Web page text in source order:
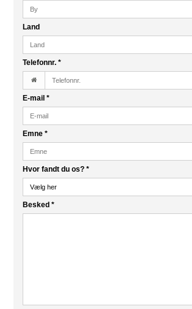
Land
Telefonnr.*
E-mail*
Emne*
Hvor fandt du os?*
Besked*